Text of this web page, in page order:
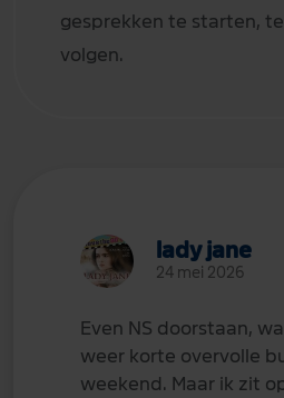
gesprekken te starten,
volgen.
lady jane
24 mei 2026
Even NS doorstaan,
weer korte overvolle
weekend. Maar ik zit